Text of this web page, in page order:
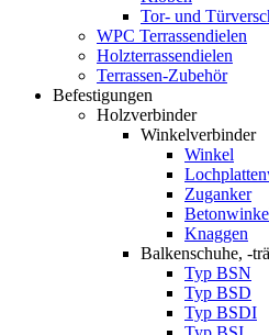
Tor- und
WPC Terrassendielen
Holzterrassendielen
Terrassen-Zubehör
Befestigungen
Holzverbinder
Winkelverbinder
Winkel
Zuganker
Knaggen
Balkenschuhe, -
Typ BSN
Typ BSD
Typ BSDI